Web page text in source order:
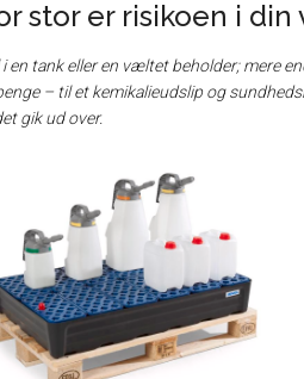
stor er risikoen i din
i en tank eller en væltet beholder; mere
– til et kemikalieudslip og
gik ud over.